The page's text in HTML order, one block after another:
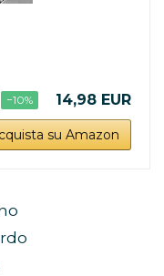
−10% 14,98 EUR
su Amazon